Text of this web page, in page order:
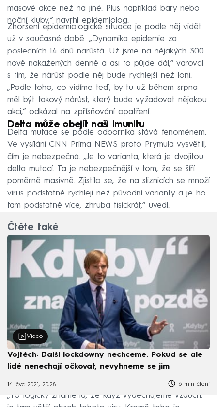
masové akce než na jiné. Plus například bary nebo
noční kluby,“ navrhl epidemiolog.
Zhoršení epidemiologické situace je podle něj vidět
už v současné době. „Dynamika epidemie za
posledních 14 dnů narůstá. Už jsme na nějakých 300
nově nakažených denně a asi to půjde dál,“ varoval
s tím, že nárůst podle něj bude rychlejší než loni.
„Podle toho, co vidíme teď, by tu už během srpna
měl být takový nárůst, který bude vyžadovat nějakou
akci,“ odkázal na zpřísňování opatření.
Delta může obejít naši imunitu
Delta mutace se podle odborníka stává fenoménem.
Ve vysílání CNN Prima NEWS proto Prymula vysvětlil,
čím je nebezpečná. „Je to varianta, která je dvojitou
delta mutací. Ta je nebezpečnější v tom, že se šíří
poměrně masivně. Zjistilo se, že na sliznicích se množí
virus podstatně rychleji než původní varianty a je ho
tam podstatně více, zhruba tisíckrát,“ uvedl.
Čtěte také
Video
Vojtěch: Další lockdowny nechceme. Pokud se ale
lidé nenechají očkovat, nevyhneme se jim
14. čvc 2021, 20:28 6 min čtení
„To logicky znamená, že když vydechujeme vzduch,